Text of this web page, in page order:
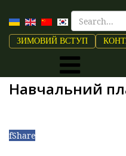
ЗИМОВИЙ ВСТУП
Навчальний
fShare